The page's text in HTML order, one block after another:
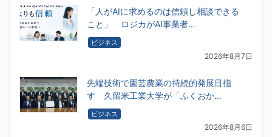
「人がAIに求めるのは信頼し相談できる
こと」 ロジカがAI事業者…
ビジネス
2026年8月7日
先端技術で園芸農業の持続的発展目指
す 久留米工業大学が「ふくおか…
ビジネス
2026年8月6日